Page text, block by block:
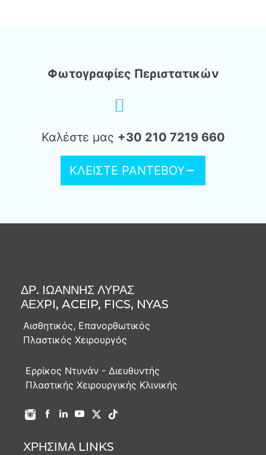
Φωτογραφίες Περιστατικών
Καλέστε μας +30 210 7219 660
ΚΛΕΙΣΤΕ ΡΑΝΤΕΒΟΥ
ΔΡ. IΩΑΝΝΗΣ ΛΥΡΑΣ
ΑΕΧPI, ACEIP, FICS, NYAS
Αισθητικός, Επανορθωτικός
Πλαστικός Χειρουργός
Ερρίκος Ντυνάν - Διευθυντής
Πλαστικής Χειρουργικής Κλινικής
ΧΡΗΣΙΜΑ LINKS